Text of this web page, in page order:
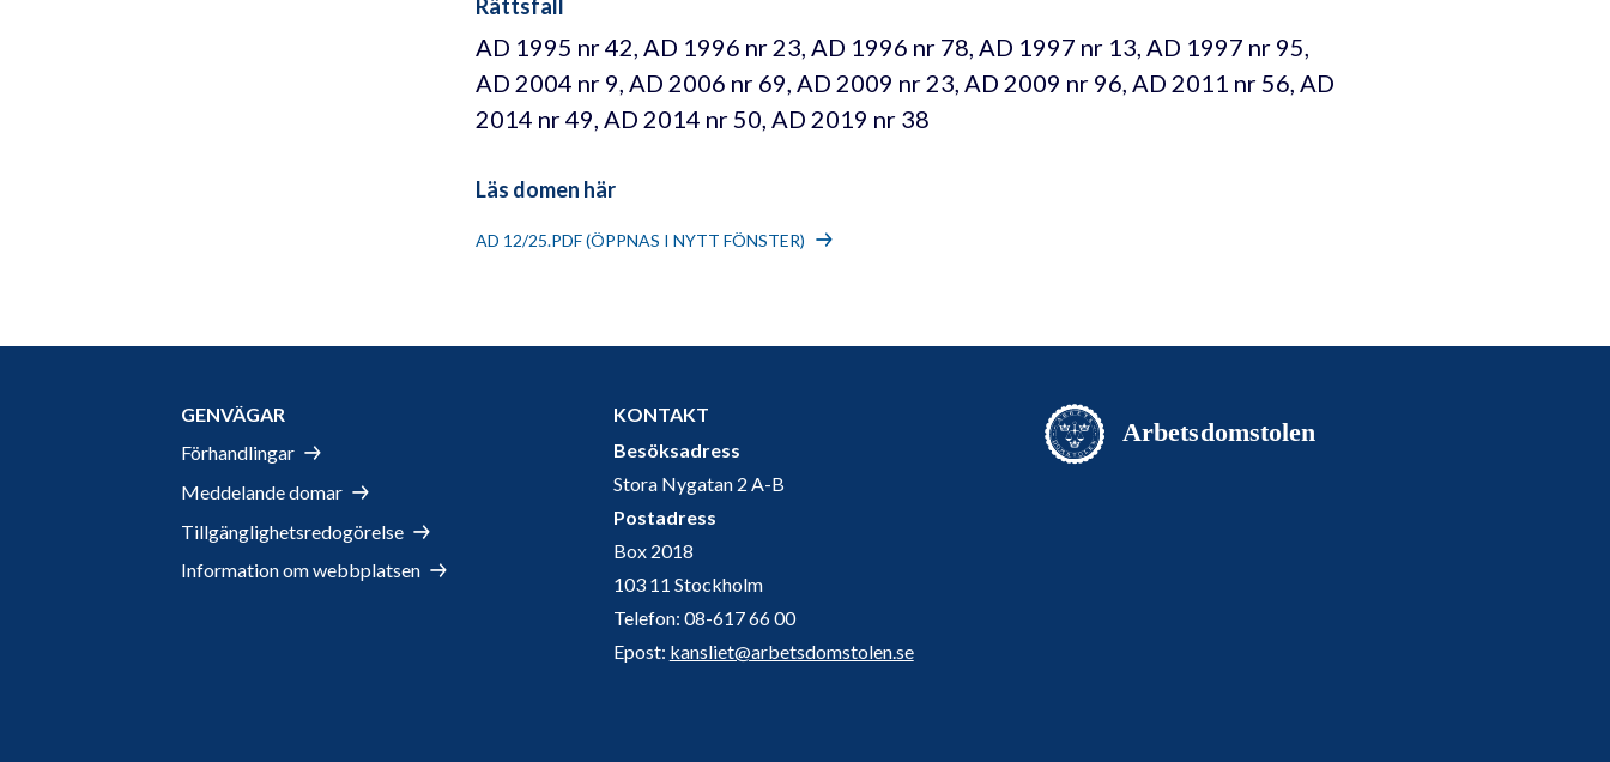
Rättsfall
AD 1995 nr 42, AD 1996 nr 23, AD 1996 nr 78, AD 1997 nr 13, AD 1997 nr 95,
AD 2004 nr 9, AD 2006 nr 69, AD 2009 nr 23, AD 2009 nr 96, AD 2011 nr 56, AD
2014 nr 49, AD 2014 nr 50, AD 2019 nr 38
Läs domen här
AD 12/25.PDF (ÖPPNAS I NYTT FÖNSTER)
GENVÄGAR
Förhandlingar
Meddelande domar
Tillgänglighetsredogörelse
Information om webbplatsen
KONTAKT
Besöksadress
Stora Nygatan 2 A-B
Postadress
Box 2018
103 11 Stockholm
Telefon: 08-617 66 00
Epost: kansliet@arbetsdomstolen.se